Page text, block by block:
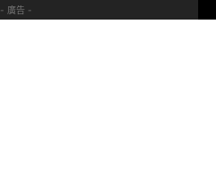
- 廣告 -